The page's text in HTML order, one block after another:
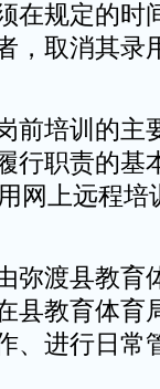
在规定的时
，取消其录
前培训的
行职责的基
网上远程培
弥渡县教
县教育体育
、进行日常